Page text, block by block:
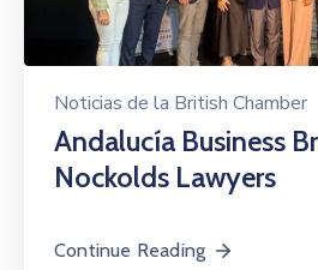
Noticias de la British Chamber
Andalucía Business
Nockolds Lawyers
Continue Reading